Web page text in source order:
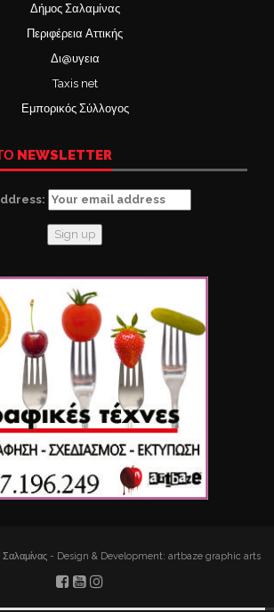
Δήμος Σαλαμίνας
Περιφέρεια Αττικής
Δι@υγεια
Taxis net
Εμπορικός Σύλλογος
NEWSLETTER
- Design & Development: artbaze graphic arts